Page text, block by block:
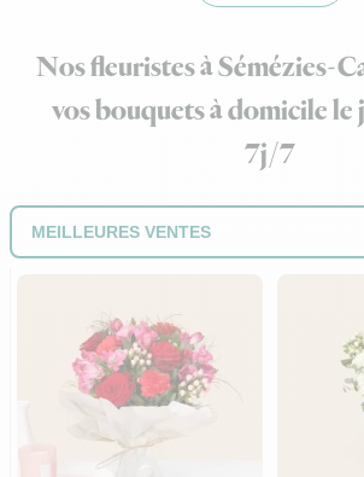
Nos fleuristes à Sémézies-
vos bouquets à domicile le
7j/7